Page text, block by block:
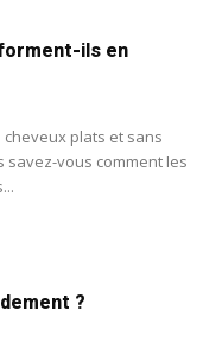
ils en
plats et sans
vous comment les
?